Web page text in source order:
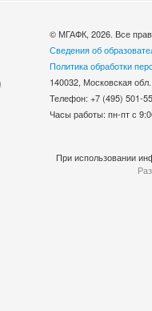
© МГАФК, 2026. Все
Сведения об
Политика обработки
140032, Московская
Телефон: +7 (495)
Часы работы: пн-пт с
При использовании